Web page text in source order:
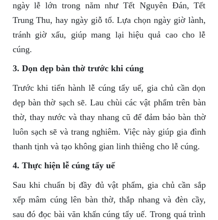
ngày lễ lớn trong năm như Tết Nguyên Đán, Tết
Trung Thu, hay ngày giỗ tổ. Lựa chọn ngày giờ lành,
tránh giờ xấu, giúp mang lại hiệu quả cao cho lễ
cúng.
3. Dọn dẹp bàn thờ trước khi cúng
Trước khi tiến hành lễ cúng tẩy uế, gia chủ cần dọn
dẹp bàn thờ sạch sẽ. Lau chùi các vật phẩm trên bàn
thờ, thay nước và thay nhang cũ để đảm bảo bàn thờ
luôn sạch sẽ và trang nghiêm. Việc này giúp gia đình
thanh tịnh và tạo không gian linh thiêng cho lễ cúng.
4. Thực hiện lễ cúng tẩy uế
Sau khi chuẩn bị đầy đủ vật phẩm, gia chủ cần sắp
xếp mâm cúng lên bàn thờ, thắp nhang và đèn cầy,
sau đó đọc bài văn khấn cúng tẩy uế. Trong quá trình